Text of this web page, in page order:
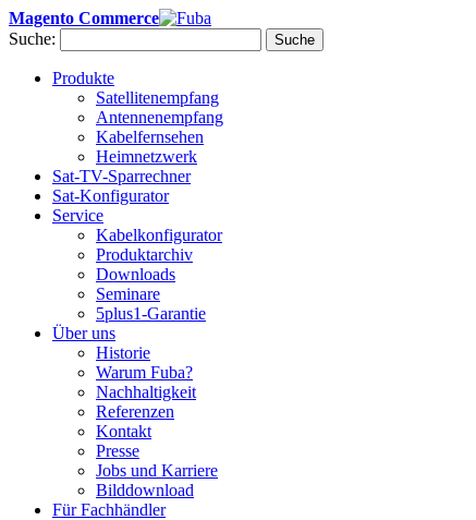
Magento Commerce
Suche:
Suche
Produkte
Satellitenempfang
Antennenempfang
Kabelfernsehen
Heimnetzwerk
Sat-TV-Sparrechner
Sat-Konfigurator
Service
Kabelkonfigurator
Produktarchiv
Downloads
Seminare
5plus1-Garantie
Über uns
Historie
Warum Fuba?
Nachhaltigkeit
Referenzen
Kontakt
Presse
Jobs und Karriere
Bilddownload
Für Fachhändler